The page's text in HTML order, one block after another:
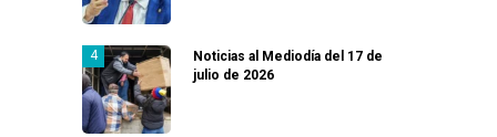
Noticias al Mediodía del 17 de
julio de 2026